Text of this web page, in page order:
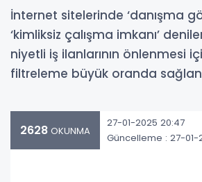
İnternet sitelerinde ‘danışma
‘kimliksiz çalışma imkanı’
niyetli iş ilanlarının önlenmesi
filtreleme büyük oranda
2628 OKUNMA
27-01-2025 20:47
Güncelleme : 27-01-